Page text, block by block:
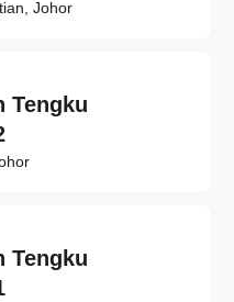
Johor
Tengku
Tengku